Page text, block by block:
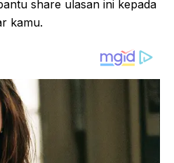
share ulasan ini kepada
kamu.